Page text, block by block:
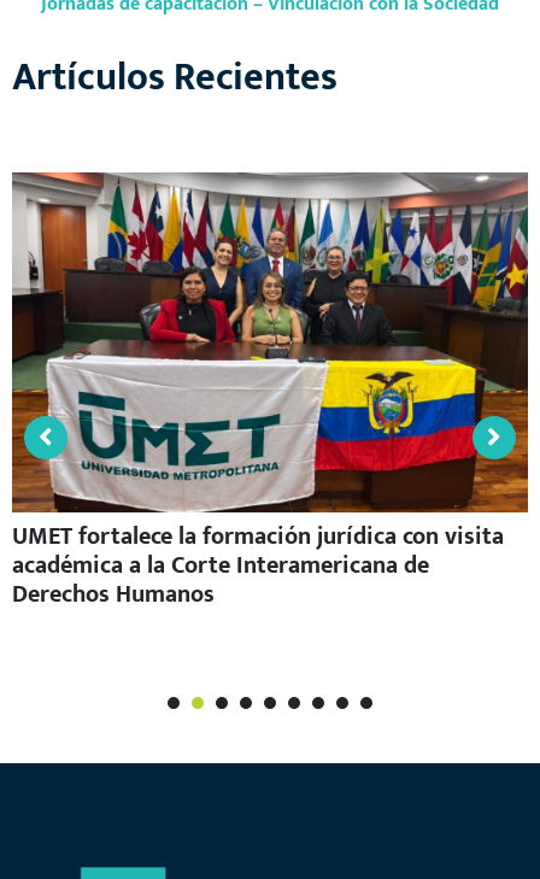
Artículos Recientes
UMET fortalece la formación jurídica con visita
académica a la Corte Interamericana de
Derechos Humanos
1